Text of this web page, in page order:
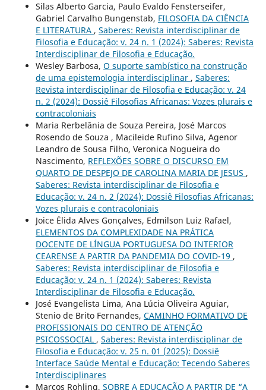
Silas Alberto Garcia, Paulo Evaldo Fensterseifer,
Gabriel Carvalho Bungenstab, FILOSOFIA DA CIÊNCIA
E LITERATURA , Saberes: Revista interdisciplinar de
Filosofia e Educação: v. 24 n. 1 (2024): Saberes: Revista
Interdisciplinar de Filosofia e Educação.
Wesley Barbosa, O suporte sambístico na construção
de uma epistemologia interdisciplinar , Saberes:
Revista interdisciplinar de Filosofia e Educação: v. 24
n. 2 (2024): Dossiê Filosofias Africanas: Vozes plurais e
contracoloniais
Maria Rerbelânia de Souza Pereira, José Marcos
Rosendo de Souza , Macileide Rufino Silva, Agenor
Leandro de Sousa Filho, Veronica Nogueira do
Nascimento, REFLEXÕES SOBRE O DISCURSO EM
QUARTO DE DESPEJO DE CAROLINA MARIA DE JESUS ,
Saberes: Revista interdisciplinar de Filosofia e
Educação: v. 24 n. 2 (2024): Dossiê Filosofias Africanas:
Vozes plurais e contracoloniais
Joice Élida Alves Gonçalves, Edmilson Luiz Rafael,
ELEMENTOS DA COMPLEXIDADE NA PRÁTICA
DOCENTE DE LÍNGUA PORTUGUESA DO INTERIOR
CEARENSE A PARTIR DA PANDEMIA DO COVID-19 ,
Saberes: Revista interdisciplinar de Filosofia e
Educação: v. 24 n. 1 (2024): Saberes: Revista
Interdisciplinar de Filosofia e Educação.
José Evangelista Lima, Ana Lúcia Oliveira Aguiar,
Stenio de Brito Fernandes, CAMINHO FORMATIVO DE
PROFISSIONAIS DO CENTRO DE ATENÇÃO
PSICOSSOCIAL , Saberes: Revista interdisciplinar de
Filosofia e Educação: v. 25 n. 01 (2025): Dossiê
Interface Saúde Mental e Educação: Tecendo Saberes
Interdisciplinares
Marcos Rohling, SOBRE A EDUCAÇÃO A PARTIR DE “A